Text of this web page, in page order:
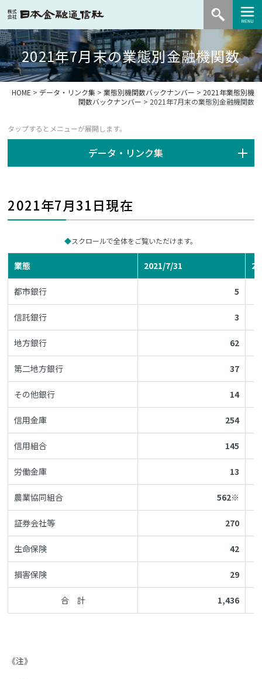
2021年7月末の業態別金融機関数
HOME > データ・リンク集 > 業態別機関数バックナンバー > 2021年業態別機
関数バックナンバー > 2021年7月末の業態別金融機関数
データ・リンク集
2021年7月31日現在
スクロールで全体をご覧いただけます。
業態 2021/7/31
都市銀行 5
信託銀行 3
地方銀行 62
第二地方銀行 37
その他銀行 14
信用金庫 254
信用組合 145
労働金庫 13
農業協同組合 562※
証券会社等 270
生命保険 42
損害保険 29
合 計 1,436
《注》